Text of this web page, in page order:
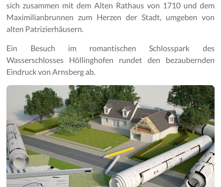
sich zusammen mit dem Alten Rathaus von 1710 und dem
Maximilianbrunnen zum Herzen der Stadt, umgeben von
alten Patrizierhäusern.
Ein Besuch im romantischen Schlosspark des
Wasserschlosses Höllinghofen rundet den bezaubernden
Eindruck von Arnsberg ab.